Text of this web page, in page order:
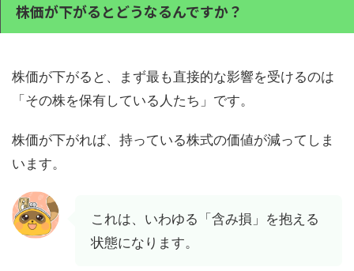
株価が下がるとどうなるんですか？
株価が下がると、まず最も直接的な影響を受けるのは
「その株を保有している人たち」です。
株価が下がれば、持っている株式の価値が減ってしま
います。
これは、いわゆる「含み損」を抱える
状態になります。